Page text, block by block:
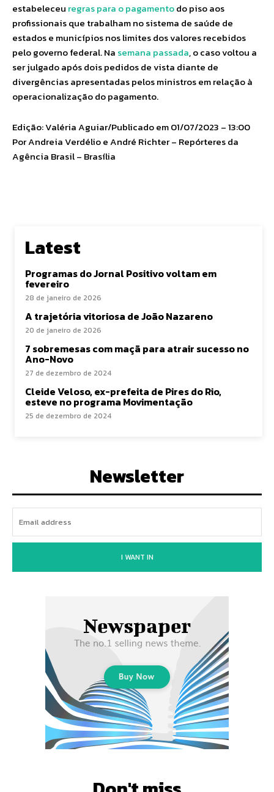
estabeleceu regras para o pagamentodo piso aos
profissionais que trabalham no sistema de saúde de
estados e municípios nos limites dos valores recebidos
pelo governo federal. Na semana passada, o caso voltou a
ser julgado após dois pedidos de vista diante de
divergências apresentadas pelos ministros em relação à
operacionalização do pagamento.
Edição: Valéria Aguiar/Publicado em 01/07/2023 – 13:00
Por Andreia Verdélio e André Richter – Repórteres da
Agência Brasil – Brasília
Latest
Programas do Jornal Positivo voltam em
fevereiro
28 de janeiro de 2026
A trajetória vitoriosa de João Nazareno
20 de janeiro de 2026
7 sobremesas com maçã para atrair sucesso no
Ano-Novo
27 de dezembro de 2024
Cleide Veloso, ex-prefeita de Pires do Rio,
esteve no programa Movimentação
25 de dezembro de 2024
Newsletter
I WANT IN